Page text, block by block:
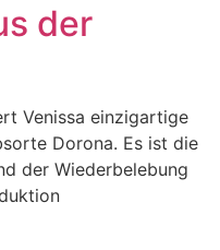
der
Venissa einzigartige
Dorona. Es ist die
der Wiederbelebung